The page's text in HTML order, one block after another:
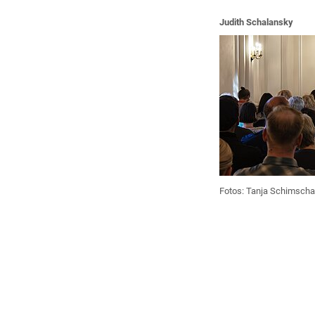
Judith Schalansky
Fotos:Tanja Schimscha